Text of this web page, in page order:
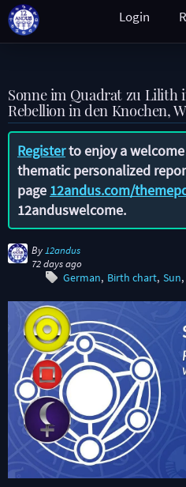
Login
Sonne im Quadrat zu Lilith
Rebellion in den Knochen,
Registerto enjoy a
thematic personalized
page 12andus.com/
12anduswelcome.
By 12andus
72 days ago
German Birth chart Sun